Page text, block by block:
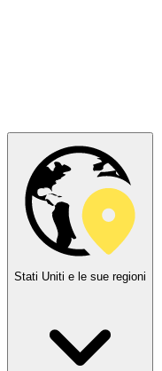
Stati Uniti e le sue regioni